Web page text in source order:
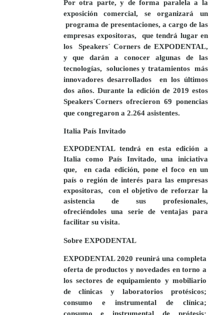
Por otra parte, y de forma paralela a la
exposición comercial, se organizará un
programa de presentaciones, a cargo de las
empresas expositoras,
que tendrá lugar en
los
Speakers´ Corners deEXPODENTAL,
y que darán a conocer algunas de las
tecnologías,
soluciones y tratamientos más
innovadores desarrollados
en los últimos
dos años. Durante la edición de 2019 estos
Speakers´Corners ofrecieron 69 ponencias
que congregaron a 2.264 asistentes.
Italia País Invitado
EXPODENTAL tendrá en esta edición a
Italia como País Invitado, una iniciativa
que,
en cada edición, pone el foco en un
país o región de interés para las empresas
expositoras,
con el objetivo de reforzar la
asistencia de sus profesionales,
ofreciéndoles una serie de ventajas para
facilitar su visita.
Sobre EXPODENTAL
EXPODENTAL 2020 reunirá una completa
oferta de productos y novedades en torno a
los sectores de equipamiento y mobiliario
de clínicas y laboratorios protésicos;
consumo e instrumental de clínica;